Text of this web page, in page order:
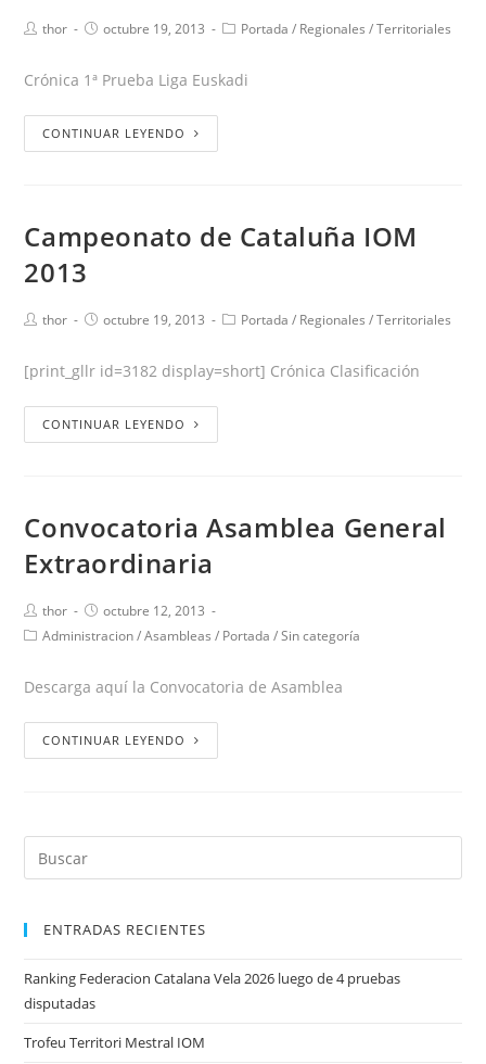
thor octubre 19, 2013 Portada / Regionales / Territoriales
Crónica 1ª Prueba Liga Euskadi
CONTINUAR LEYENDO
Campeonato de Cataluña IOM
2013
thor octubre 19, 2013 Portada / Regionales / Territoriales
[print_gllr id=3182 display=short] Crónica Clasificación
CONTINUAR LEYENDO
Convocatoria Asamblea General
Extraordinaria
thor
octubre 12, 2013
Administracion / Asambleas / Portada / Sin categoría
Descarga aquí la Convocatoria de Asamblea
CONTINUAR LEYENDO
ENTRADAS RECIENTES
Ranking Federacion Catalana Vela 2026 luego de 4 pruebas
disputadas
Trofeu Territori Mestral IOM